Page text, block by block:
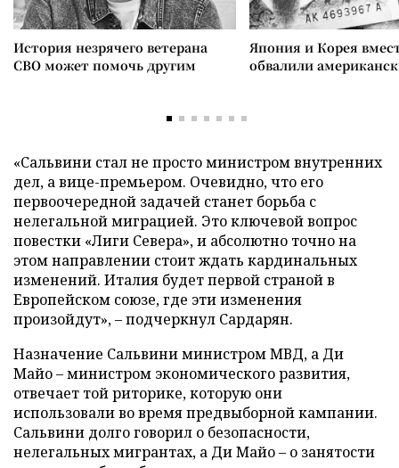
История незрячего ветерана
СВО может помочь другим
Япония и Корея
обвалили
«Сальвини стал не просто министром внутренних
дел, а вице-премьером. Очевидно, что его
первоочередной задачей станет борьба с
нелегальной миграцией. Это ключевой вопрос
повестки «Лиги Севера», и абсолютно точно на
этом направлении стоит ждать кардинальных
изменений. Италия будет первой страной в
Европейском союзе, где эти изменения
произойдут», – подчеркнул Сардарян.
Назначение Сальвини министром МВД, а Ди
Майо – министром экономического развития,
отвечает той риторике, которую они
использовали во время предвыборной кампании.
Сальвини долго говорил о безопасности,
нелегальных мигрантах, а Ди Майо – о занятости